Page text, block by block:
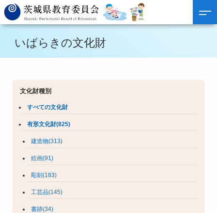
いばらきの文化財
文化財種別
すべての文化財
有形文化財(825)
建造物(313)
絵画(91)
彫刻(183)
工芸品(145)
書跡(34)